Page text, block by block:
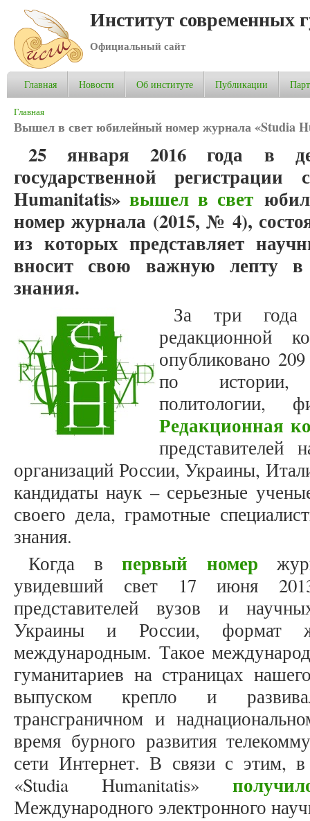
Институт современных
Официальный сайт
Главная Новости Об институте Публикации
Вы здесь
Главная
Вышел в свет юбилейный номер журнала «Studia
25 января 2016 года в
государственной регистрации
Humanitatis»вышел в свет
номер журнала (2015, № 4),
из которых представляет
вносит свою важную лепту в
знания.
За три года
редакционной
опубликовано
по истории,
политологии,
Редакционная
представителей
организаций России, Украины,
кандидаты наук – серьезные
своего дела, грамотные
знания.
Когда в первый номер
увидевший свет 17 июня
представителей вузов и
Украины и России, формат
международным. Такое
гуманитариев на страницах
выпуском крепло и
трансграничном и
время бурного развития
сети Интернет. В связи с этим, в
«Studia Humanitatis»
Международного электронного